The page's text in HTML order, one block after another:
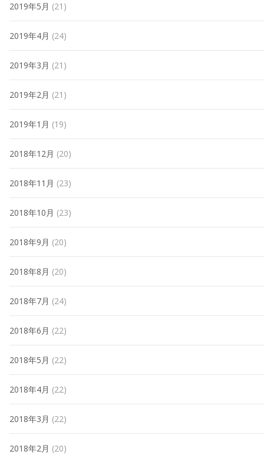
2019年5月 (21)
2019年4月 (24)
2019年3月 (21)
2019年2月 (21)
2019年1月 (19)
2018年12月 (20)
2018年11月 (23)
2018年10月 (23)
2018年9月 (20)
2018年8月 (20)
2018年7月 (24)
2018年6月 (22)
2018年5月 (22)
2018年4月 (22)
2018年3月 (22)
2018年2月 (20)